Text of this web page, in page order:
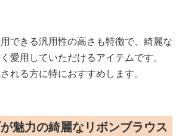
できる汎用性の高さも特徴で、綺麗な
愛用していただけるアイテムです。
れる方に特におすすめします。
魅力の綺麗なリボンブラウス